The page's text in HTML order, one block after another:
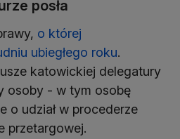
posła
o której
ubiegłego roku.
katowickiej delegatury
osoby - w tym osobę
o udział w procederze
przetargowej.